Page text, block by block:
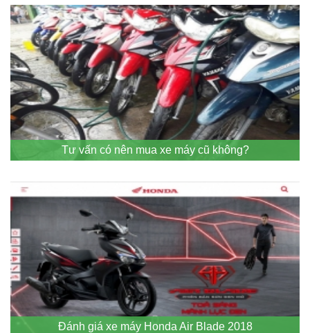
Tư vấn có nên mua xe máy cũ không?
Đánh giá xe máy Honda Air Blade 2018